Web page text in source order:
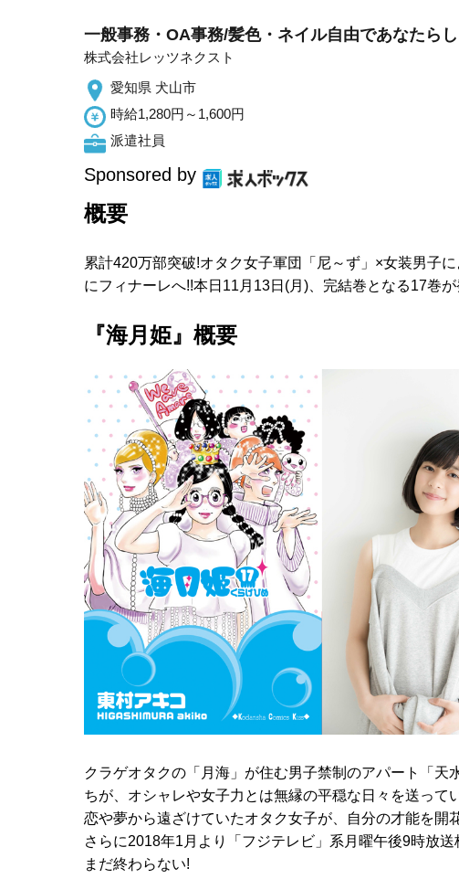
一般事務・OA事務/髪色・ネイル自由であなたら
株式会社レッツネクスト
愛知県 犬山市
時給1,280円～1,600円
派遣社員
Sponsored by
概要
累計420万部突破!オタク女子軍団「尼～ず」×女装男子
にフィナーレへ!!本日11月13日(月)、完結巻となる17巻が
『海月姫』概要
クラゲオタクの「月海」が住む男子禁制のアパート「
ちが、オシャレや女子力とは無縁の平穏な日々を送っ
恋や夢から遠ざけていたオタク女子が、自分の才能を
さらに2018年1月より「フジテレビ」系月曜午後9時放
まだ終わらない!